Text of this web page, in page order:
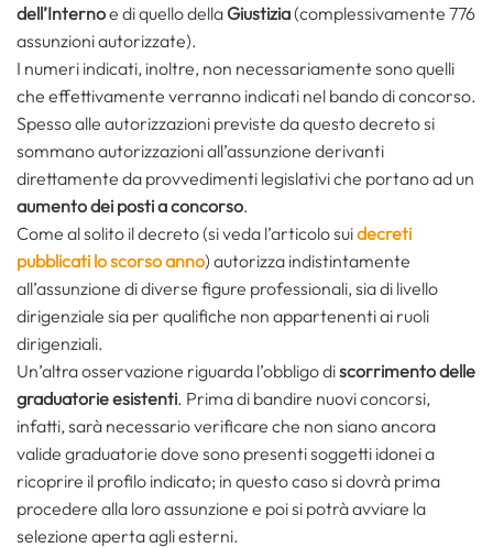
dell’Internoe di quello della Giustizia(complessivamente 776
assunzioni autorizzate).
I numeri indicati, inoltre, non necessariamente sono quelli
che effettivamente verranno indicati nel bando di concorso.
Spesso alle autorizzazioni previste da questo decreto si
sommano autorizzazioni all’assunzione derivanti
direttamente da provvedimenti legislativi che portano ad un
aumento dei posti a concorso.
Come al solito il decreto (si veda l’articolo suidecreti
pubblicati lo scorso anno) autorizza indistintamente
all’assunzione di diverse figure professionali, sia di livello
dirigenziale sia per qualifiche non appartenenti ai ruoli
dirigenziali.
Un’altra osservazione riguarda l’obbligo discorrimento delle
graduatorie esistenti. Prima di bandire nuovi concorsi,
infatti, sarà necessario verificare che non siano ancora
valide graduatorie dove sono presenti soggetti idonei a
ricoprire il profilo indicato; in questo caso si dovrà prima
procedere alla loro assunzione e poi si potrà avviare la
selezione aperta agli esterni.